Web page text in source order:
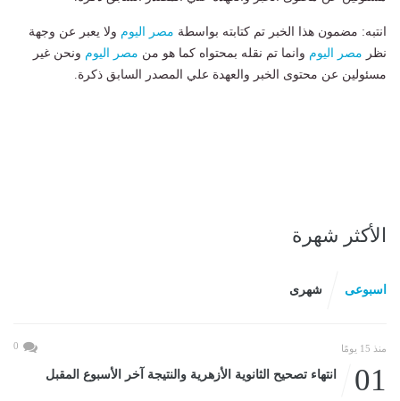
انتبه: مضمون هذا الخبر تم كتابته بواسطة مصر اليوم ولا يعبر عن وجهة
نظر مصر اليوم وانما تم نقله بمحتواه كما هو من مصر اليوم ونحن غير
مسئولين عن محتوى الخبر والعهدة علي المصدر السابق ذكرة.
الأكثر شهرة
اسبوعى شهرى
منذ 15 يومًا 0
01 انتهاء تصحيح الثانوية الأزهرية والنتيجة آخر الأسبوع المقبل